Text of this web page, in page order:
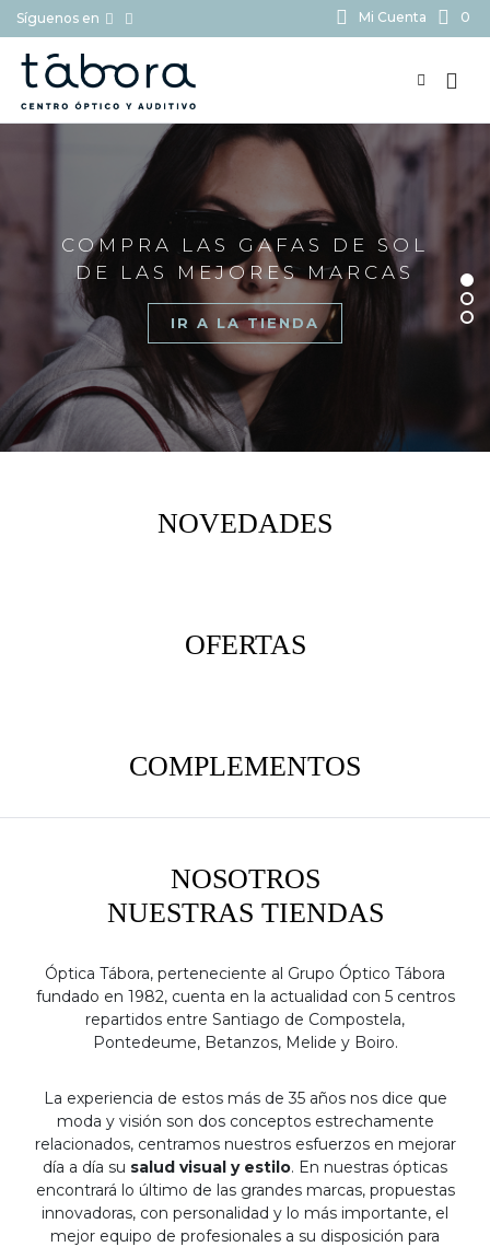
Síguenos en Mi Cuenta 0
COMPRA LAS GAFAS DE SOL
DE LAS MEJORES MARCAS
IR A LA TIENDA
NOVEDADES
OFERTAS
COMPLEMENTOS
NOSOTROS
NUESTRAS TIENDAS
Óptica Tábora, perteneciente al Grupo Óptico Tábora
fundado en 1982, cuenta en la actualidad con 5 centros
repartidos entre Santiago de Compostela,
Pontedeume, Betanzos, Melide y Boiro.
La experiencia de estos más de 35 años nos dice que
moda y visión son dos conceptos estrechamente
relacionados, centramos nuestros esfuerzos en mejorar
día a día su salud visual y estilo. En nuestras ópticas
encontrará lo último de las grandes marcas, propuestas
innovadoras, con personalidad y lo más importante, el
mejor equipo de profesionales a su disposición para